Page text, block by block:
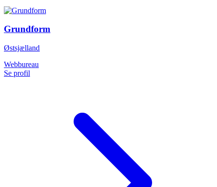
Grundform
Østsjælland
Webbureau
Se profil